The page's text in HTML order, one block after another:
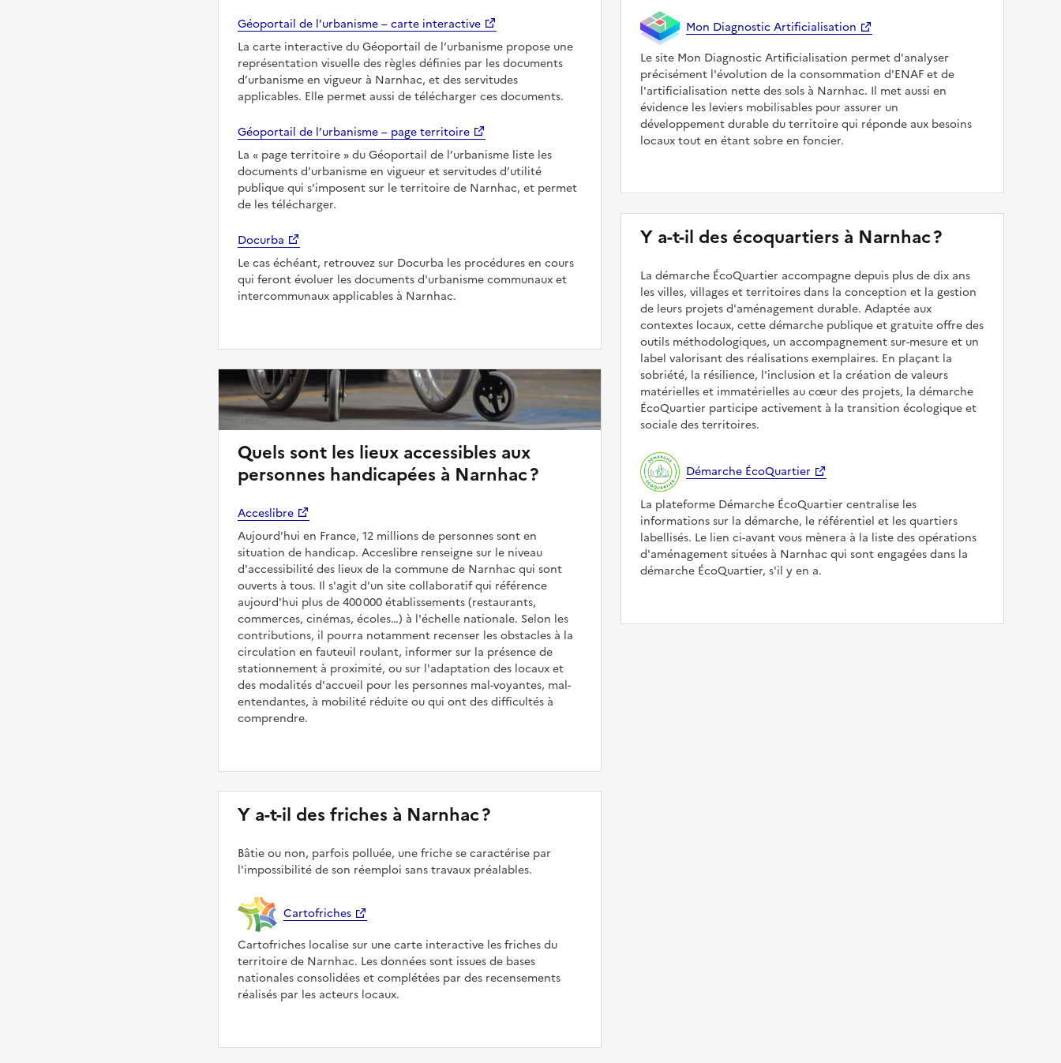
Géoportail de l’urbanisme – carte interactive
La carte interactive du Géoportail de l’urbanisme propose une
représentation visuelle des règles définies par les documents
d’urbanisme en vigueur à Narnhac, et des servitudes
applicables. Elle permet aussi de télécharger ces documents.
Géoportail de l’urbanisme – page territoire
La
page territoire
du Géoportail de l’urbanisme liste les
documents d’urbanisme en vigueur et servitudes d’utilité
publique qui s’imposent sur le territoire de Narnhac, et permet
de les télécharger.
Docurba
Le cas échéant, retrouvez sur Docurba les procédures en cours
qui feront évoluer les documents d'urbanisme communaux et
intercommunaux applicables à Narnhac.
Quels sont les lieux accessibles aux
personnes handicapées à Narnhac ?
Acceslibre
Aujourd'hui en France, 12 millions de personnes sont en
situation de handicap. Acceslibre renseigne sur le niveau
d'accessibilité des lieux de la commune de Narnhac qui sont
ouverts à tous. Il s'agit d'un site collaboratif qui référence
aujourd'hui plus de 400 000 établissements (restaurants,
commerces, cinémas, écoles…) à l'échelle nationale. Selon les
contributions, il pourra notamment recenser les obstacles à la
circulation en fauteuil roulant, informer sur la présence de
stationnement à proximité, ou sur l'adaptation des locaux et
des modalités d'accueil pour les personnes mal-voyantes, mal-
entendantes, à mobilité réduite ou qui ont des difficultés à
comprendre.
Y a-t-il des friches à Narnhac ?
Bâtie ou non, parfois polluée, une friche se caractérise par
l'impossibilité de son réemploi sans travaux préalables.
Cartofriches
Cartofriches localise sur une carte interactive les friches du
territoire de Narnhac. Les données sont issues de bases
nationales consolidées et complétées par des recensements
réalisés par les acteurs locaux.
Mon Diagnostic Artificialisation
Le site Mon Diagnostic Artificialisation permet d'analyser
précisément l'évolution de la consommation d'ENAF et de
l'artificialisation nette des sols à Narnhac. Il met aussi en
évidence les leviers mobilisables pour assurer un
développement durable du territoire qui réponde aux besoins
locaux tout en étant sobre en foncier.
Y a-t-il des écoquartiers à Narnhac ?
La démarche ÉcoQuartier accompagne depuis plus de dix ans
les villes, villages et territoires dans la conception et la gestion
de leurs projets d'aménagement durable. Adaptée aux
contextes locaux, cette démarche publique et gratuite offre des
outils méthodologiques, un accompagnement sur-mesure et un
label valorisant des réalisations exemplaires. En plaçant la
sobriété, la résilience, l'inclusion et la création de valeurs
matérielles et immatérielles au cœur des projets, la démarche
ÉcoQuartier participe activement à la transition écologique et
sociale des territoires.
Démarche ÉcoQuartier
La plateforme Démarche ÉcoQuartier centralise les
informations sur la démarche, le référentiel et les quartiers
labellisés. Le lien ci-avant vous mènera à la liste des opérations
d'aménagement situées à Narnhac qui sont engagées dans la
démarche ÉcoQuartier, s'il y en a.